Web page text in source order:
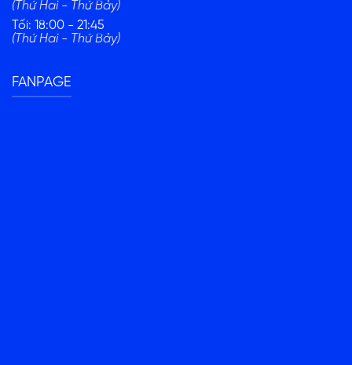
(Thứ Hai - Thứ Bảy)
Tối: 18:00 - 21:45
(Thứ Hai - Thứ Bảy)
FANPAGE